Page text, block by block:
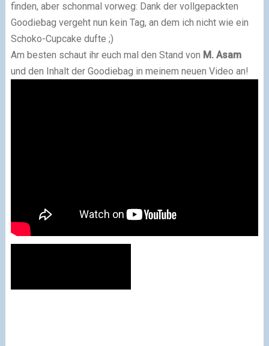
finden, aber schonmal vorweg: Dank der vollgepackten
Goodiebag vergeht nun kein Tag, an dem ich nicht wie ein
Schoko-Cupcake dufte ;)
Am besten schaut ihr euch mal den Stand von M. Asam
und den Inhalt der Goodiebag in meinem neuen Video an!